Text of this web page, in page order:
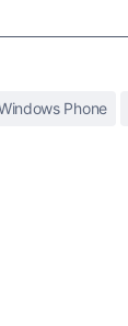
Phone